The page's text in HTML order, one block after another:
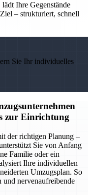
Ihre Gegenstände
– strukturiert, schnell
Sie Ihr individuelles
zur Einrichtung
der richtigen Planung –
Sie von Anfang
Familie oder ein
Ihre individuellen
Umzugsplan. So
nervenaufreibende